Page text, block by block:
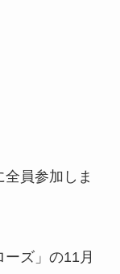
員参加しま
ズ」の11月